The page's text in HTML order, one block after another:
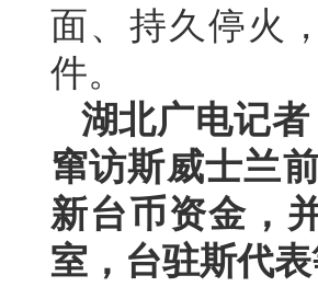
面、持久停火
件。
湖北广电记
窜访斯威士兰
新台币资金，
室，台驻斯代